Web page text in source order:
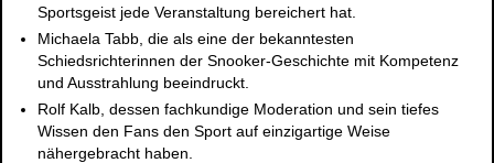
Sportsgeist jede Veranstaltung bereichert hat.
Michaela Tabb , die als eine der bekanntesten
Schiedsrichterinnen der Snooker-Geschichte mit Kompetenz
und Ausstrahlung beeindruckt.
Rolf Kalb , dessen fachkundige Moderation und sein tiefes
Wissen den Fans den Sport auf einzigartige Weise
nähergebracht haben.